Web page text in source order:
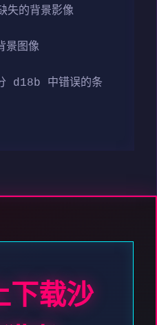
的背景影像
景图像
d18b 中错误的条
下载沙